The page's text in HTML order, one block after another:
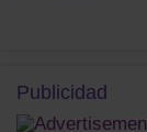
Publicidad